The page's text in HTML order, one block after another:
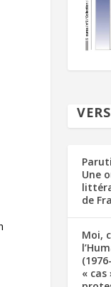
Une
de
Moi,
«